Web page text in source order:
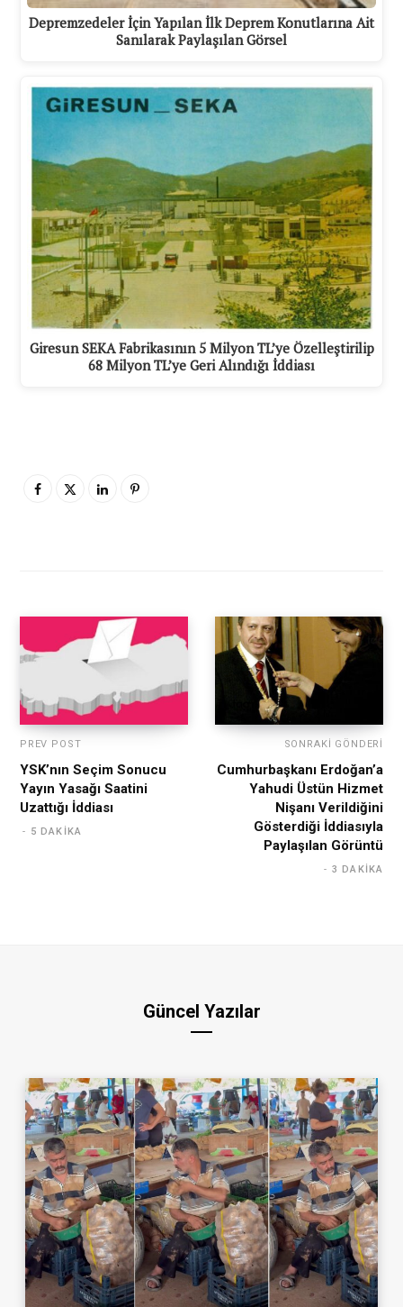
Depremzedeler İçin Yapılan İlk Deprem Konutlarına Ait
Sanılarak Paylaşılan Görsel
Giresun SEKA Fabrikasının 5 Milyon TL’ye Özelleştirilip
68 Milyon TL’ye Geri Alındığı İddiası
PREV POST
YSK’nın Seçim Sonucu
Yayın Yasağı Saatini
Uzattığı İddiası
5 DAKIKA
SONRAKI GÖNDERI
Cumhurbaşkanı Erdoğan’a
Yahudi Üstün Hizmet
Nişanı Verildiğini
Gösterdiği İddiasıyla
Paylaşılan Görüntü
3 DAKIKA
Güncel Yazılar